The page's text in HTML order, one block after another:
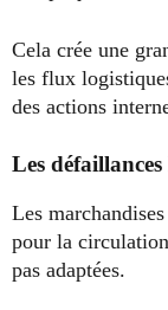
Cela crée une
les flux
des actions
Les
Les
pour la
pas adaptées.